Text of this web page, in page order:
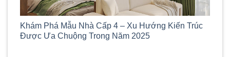
Khám Phá Mẫu Nhà Cấp 4 – Xu Hướng Kiến Trúc
Được Ưa Chuộng Trong Năm 2025